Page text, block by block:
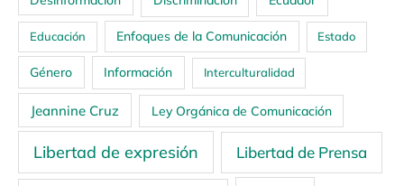
Educación Enfoques de la Comunicación Estado
Género Información Interculturalidad
Jeannine Cruz Ley Orgánica de Comunicación
Libertad de expresión Libertad de Prensa